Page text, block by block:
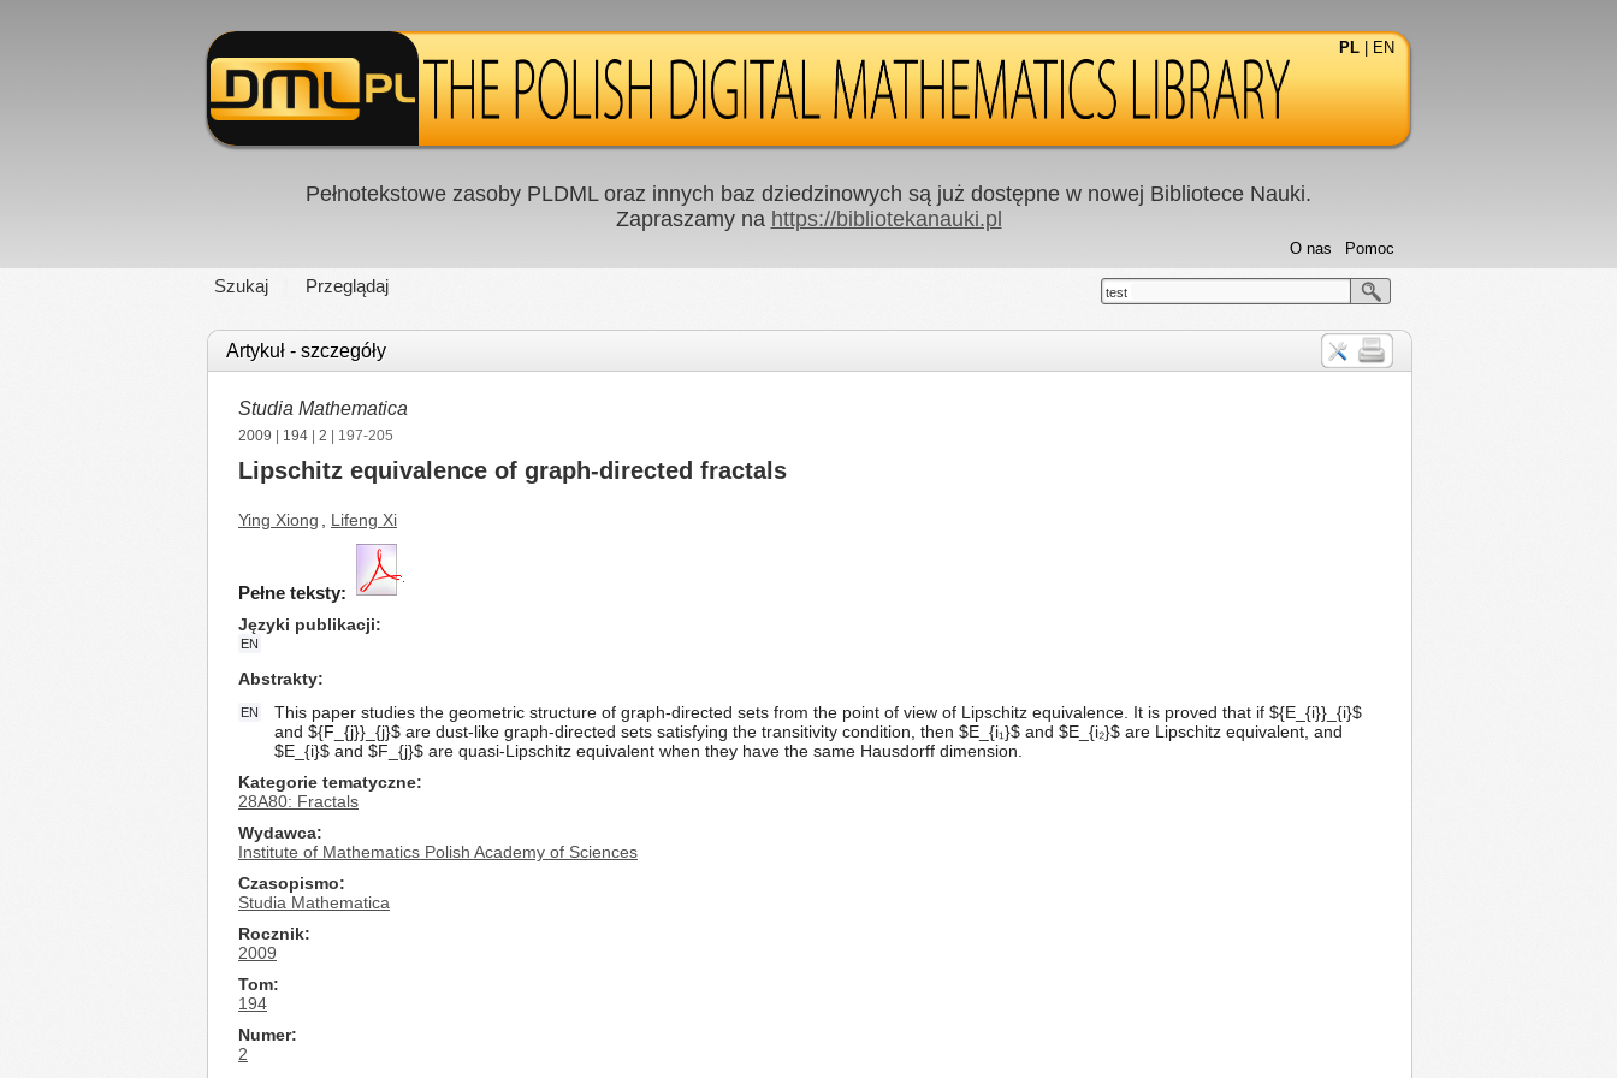
PL EN
Pełnotekstowe zasoby PLDML oraz innych baz dziedzinowych są już dostępne w nowej Bibliotece Nauki.
Zapraszamy na https://bibliotekanauki.pl
Szukaj Przeglądaj
Pomoc
O nas
test
Artykuł - szczegóły
Studia Mathematica
2009 194 2 | 197-205
Lipschitz equivalence of graph-directed fractals
Ying Xiong Lifeng Xi
Pełne teksty:
Języki publikacji
EN
Abstrakty
EN
This paper studies the geometric structure of graph-directed sets from the point of view of Lipschitz equivalence. It is proved that if ${E_{i}}_{i}$
and ${F_{j}}_{j}$ are dust-like graph-directed sets satisfying the transitivity condition, then $E_{i₁}$ and $E_{i₂}$ are Lipschitz equivalent, and
$E_{i}$ and $F_{j}$ are quasi-Lipschitz equivalent when they have the same Hausdorff dimension.
Kategorie tematyczne
28A80: Fractals
Wydawca
Institute of Mathematics Polish Academy of Sciences
Czasopismo
Studia Mathematica
Rocznik
2009
Tom
194
Numer
2